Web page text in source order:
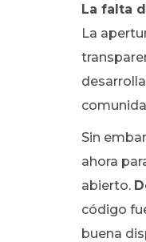
La falta
La
Sin
ahora
abierto.
código
buena